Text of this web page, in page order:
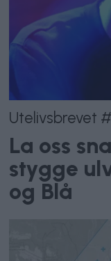
Utelivsbrevet
La oss
stygge
og Blå